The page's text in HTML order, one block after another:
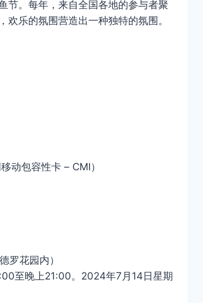
节。每年，来自全国各地的参与者聚
乐的氛围营造出一种独特的氛围。
动包容性卡 – CMI）
罗花园内）
至晚上21:00。2024年7月14日星期